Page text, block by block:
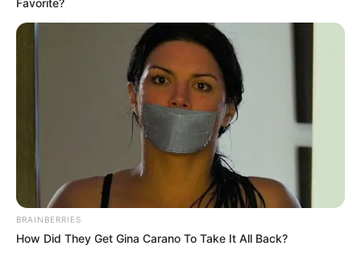
Favorite?
BRAINBERRIES
How Did They Get Gina Carano To Take It All Back?